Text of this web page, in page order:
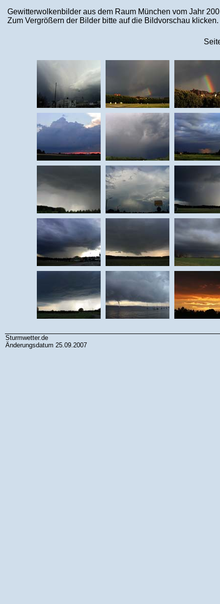
Gewitterwolkenbilder aus dem Raum München vom Jahr
Zum Vergrößern der Bilder bitte auf die Bildvorschau klicken.
Sturmwetter.de
Änderungsdatum 25.09.2007